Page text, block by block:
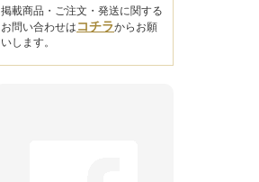
掲載商品・ご注文・発送に関する
お問い合わせは コチラからお願
いします。